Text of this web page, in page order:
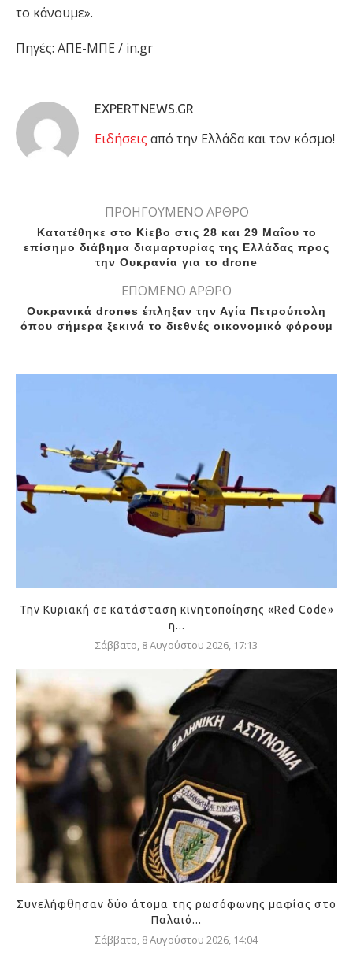
το κάνουμε».
Πηγές: ΑΠΕ-ΜΠΕ / in.gr
EXPERTNEWS.GR
Eιδήσεις από την Ελλάδα και τον κόσμο!
ΠΡΟΗΓΟΥΜΕΝΟ ΑΡΘΡΟ
Κατατέθηκε στο Κίεβο στις 28 και 29 Μαΐου το
επίσημο διάβημα διαμαρτυρίας της Ελλάδας προς
την Ουκρανία για το drone
ΕΠΟΜΕΝΟ ΑΡΘΡΟ
Ουκρανικά drones έπληξαν την Αγία Πετρούπολη
όπου σήμερα ξεκινά το διεθνές οικονομικό φόρουμ
Την Κυριακή σε κατάσταση κινητοποίησης «Red Code»
η...
Σάββατο, 8 Αυγούστου 2026, 17:13
Συνελήφθησαν δύο άτομα της ρωσόφωνης μαφίας στο
Παλαιό...
Σάββατο, 8 Αυγούστου 2026, 14:04